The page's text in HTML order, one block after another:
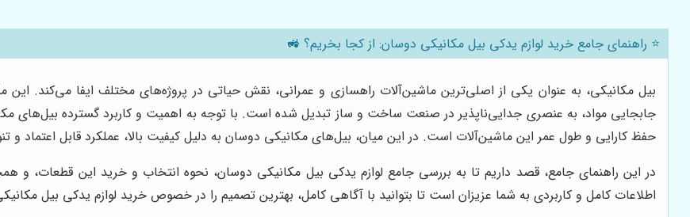
⭐️ راهنمای جامع خرید لوازم یدکی بیل مکانیکی دوسان: از کجا بخریم؟ 🚜
بیل مکانیکی، به عنوان یکی از اصلی‌ترین ماشین‌آلات راهسازی و عمرانی، نقش حیاتی در پروژه‌های مختلف ایفا می‌کند. این
جابجایی مواد، به عنصری جدایی‌ناپذیر در صنعت ساخت و ساز تبدیل شده است. با توجه به اهمیت و کاربرد گسترده بیل‌های
حفظ کارایی و طول عمر این ماشین‌آلات است. در این میان، بیل‌های مکانیکی دوسان به دلیل کیفیت بالا، عملکرد قابل اعتماد و
در این راهنمای جامع، قصد داریم تا به بررسی جامع لوازم یدکی بیل مکانیکی دوسان، نحوه انتخاب و خرید این قطعات، و
اطلاعات کامل و کاربردی به شما عزیزان است تا بتوانید با آگاهی کامل، بهترین تصمیم را در خصوص خرید لوازم یدکی بیل